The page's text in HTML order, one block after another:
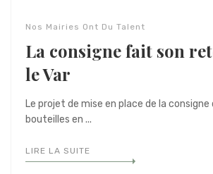
Nos Mairies Ont Du Talent
La consigne fait son
le Var
Le projet de mise en place de la consigne
bouteilles en ...
LIRE LA SUITE